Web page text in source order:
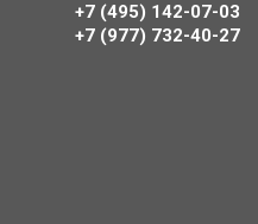
+7 (495) 142-07-03
‎‎+7 (977) 732-40-27